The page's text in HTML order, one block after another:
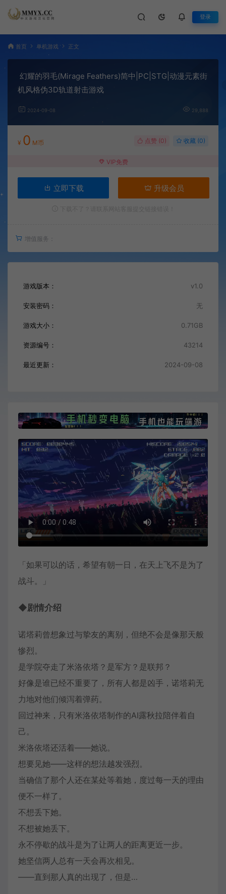
登录
首页 单机游戏 正文
幻耀的羽毛(Mirage Feathers)简中|PC|STG|动漫元素街
机风格伪3D轨道射击游戏
2024-09-08 29,888
¥ 0 M币 点赞 (0) 收藏 (0)
VIP免费
立即下载 升级会员
增值服务：
游戏版本： v1.0
安装密码： 无
游戏大小： 0.71GB
资源编号： 43214
最近更新： 2024-09-08
「如果可以的话，希望有朝一日，在天上飞不是为了
战斗。」
◆剧情介绍
诺塔莉曾想象过与挚友的离别，但绝不会是像那天般
惨烈。
是学院夺走了米洛依塔？是军方？是联邦？
好像是谁已经不重要了，所有人都是凶手，诺塔莉无
力地对他们倾泻着弹药。
回过神来，只有米洛依塔制作的AI露秋拉陪伴着自
己。
米洛依塔还活着——她说。
想要见她——这样的想法越发强烈。
当确信了那个人还在某处等着她，度过每一天的理由
便不一样了。
不想丢下她。
不想被她丢下。
永不停歇的战斗是为了让两人的距离更近一步。
她坚信两人总有一天会再次相见。
——直到那人真的出现了，但是…